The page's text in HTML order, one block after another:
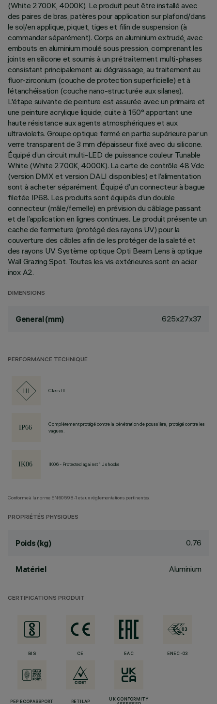
(White 2700K, 4000K). Le produit peut être installé avec
des paires de bras, patères pour application sur plafond/dans
le sol/en applique, piquet, tiges et filin de suspension (à
commander séparément). Corps en aluminium extrudé, avec
embouts en aluminium moulé sous pression, comprenant les
joints en silicone et soumis à un prétraitement multi-phases
consistant principalement au dégraissage, au traitement au
fluor-zirconium (couche de protection superficielle) et à
l’étanchéisation (couche nano-structurée aux silanes).
L'étape suivante de peinture est assurée avec un primaire et
une peinture acrylique liquide, cuite à 150° apportant une
haute résistance aux agents atmosphériques et aux
ultraviolets. Groupe optique fermé en partie supérieure par un
verre transparent de 3 mm d’épaisseur fixé avec du silicone.
Équipé d’un circuit multi-LED de puissance couleur Tunable
White (White 2700K, 4000K). La carte de contrôle 48 Vdc
(version DMX et version DALI disponibles) et l’alimentation
sont à acheter séparément. Équipé d’un connecteur à bague
filetée IP68. Les produits sont équipés d’un double
connecteur (mâle/femelle) en prévision du câblage passant
et de l’application en lignes continues. Le produit présente un
cache de fermeture (protégé des rayons UV) pour la
couverture des câbles afin de les protéger de la saleté et
des rayons UV. Système optique Opti Beam Lens à optique
Wall Grazing Spot. Toutes les vis extérieures sont en acier
inox A2.
DIMENSIONS
General (mm) 625x27x37
PERFORMANCE TECHNIQUE
Class III
Complètement protégé contre la pénétration de poussière, protégé contre les
vagues.
IK06 - Protected against 1 J shocks
Conforme à la norme EN60598-1 et aux réglementations pertinentes.
PROPRIÉTÉS PHYSIQUES
Poids (kg) 0.76
Matériel Aluminium
CERTIFICATIONS PRODUIT
BIS CE EAC ENEC-03
PEP ECOPASSPORT RETILAP
UK CONFORMITY